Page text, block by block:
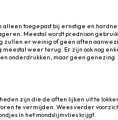
alleen toegepast bij ernstige en
Meestal wordt prednison
zullen er weinig of geen aften
meestal weer terug. Er zijn ook nog
onderdrukken, maar geen genezing
zijn die de aften lijken uit te
te vermijden. Wees verder
in het mondslijmvlies krijgt.